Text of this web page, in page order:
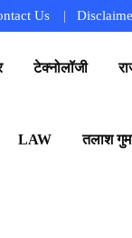
Us
टेक्नोलॉजी
LAW तलाश